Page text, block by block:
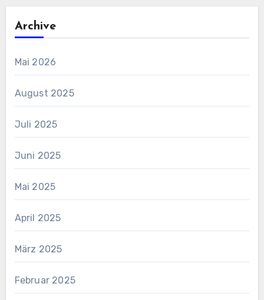
Archive
Mai 2026
August 2025
Juli 2025
Juni 2025
Mai 2025
April 2025
März 2025
Februar 2025